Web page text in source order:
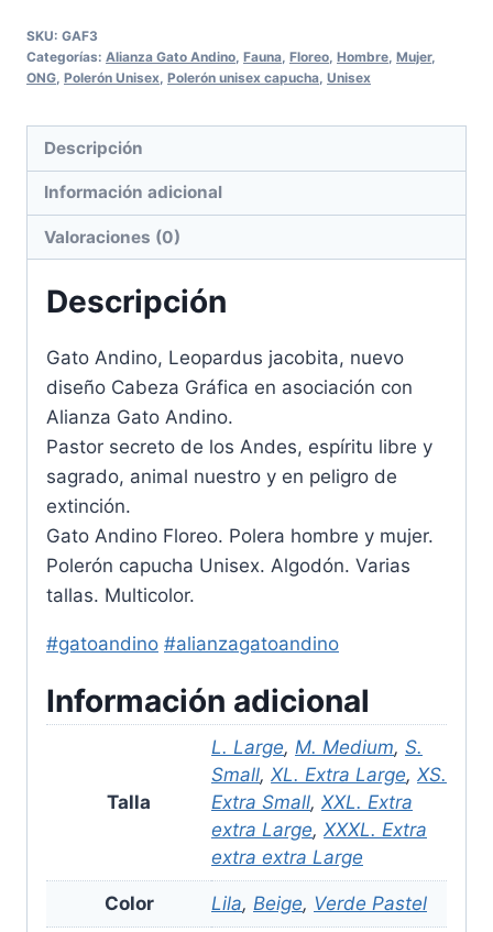
Andino
Floreo
cantidad
SKU: GAF3
Categorías: Alianza Gato Andino, Fauna, Floreo, Hombre, Mujer,
ONG, Polerón Unisex, Polerón unisex capucha, Unisex
Descripción
Información adicional
Valoraciones (0)
Descripción
Gato Andino, Leopardus jacobita, nuevo
diseño Cabeza Gráfica en asociación con
Alianza Gato Andino.
Pastor secreto de los Andes, espíritu libre y
sagrado, animal nuestro y en peligro de
extinción.
Gato Andino Floreo. Polera hombre y mujer.
Polerón capucha Unisex. Algodón. Varias
tallas. Multicolor.
#gatoandino #alianzagatoandino
Información adicional
Talla
L. Large, M. Medium, S.
Small, XL. Extra Large, XS.
Extra Small, XXL. Extra
extra Large, XXXL. Extra
extra extra Large
Color Lila, Beige, Verde Pastel